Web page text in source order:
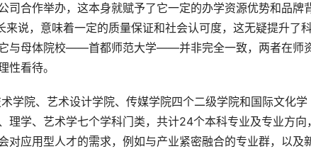
司合作举办，这本身就赋予了它一定的办学资源优势和品牌
来说，意味着一定的质量保证和社会认可度，这无疑提升了
与母体院校——首都师范大学——并非完全一致，两者在师
性看待。
理学、艺术学七个学科门类，共计24个本科专业及专业方向
对应用型人才的需求，例如与产业紧密融合的专业群，以及